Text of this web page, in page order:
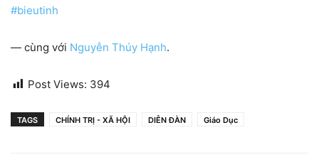
#bieutinh
— cùng với Nguyễn Thúy Hạnh.
Post Views: 394
TAGS CHÍNH TRỊ - XÃ HỘI DIỄN ĐÀN Giáo Dục